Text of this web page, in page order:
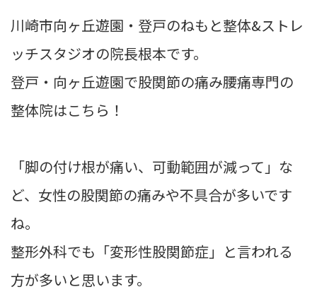
川崎市向ヶ丘遊園・登戸のねもと整体&ストレ
ッチスタジオの院長根本です。
登戸・向ヶ丘遊園で股関節の痛み腰痛専門の
整体院はこちら！
「脚の付け根が痛い、可動範囲が減って」な
ど、女性の股関節の痛みや不具合が多いです
ね。
整形外科でも「変形性股関節症」と言われる
方が多いと思います。